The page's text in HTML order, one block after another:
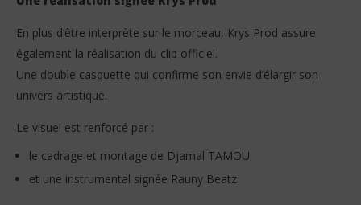
En plus d’être interprète sur le morceau, Krys Prod assure
également la réalisation du clip officiel.
Une double casquette qui confirme son envie d’élargir son
univers artistique.
Le visuel est renforcé par :
le cadrage et montage de Djamal TAMOU
et une instrumental signée Rauny Beatz